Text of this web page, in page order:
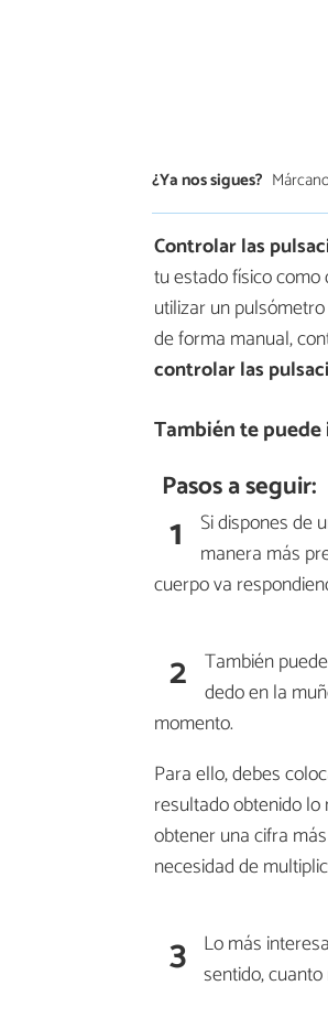
¿Ya nos sigues?
Controlar las
tu estado físico
utilizar un
de forma manual,
controlar las
También te
Pasos a seguir:
1 Si dispones de
manera más
cuerpo va
2 También
dedo en la
momento.
Para ello, debes
resultado obtenido
obtener una cifra
necesidad de
3 Lo más
sentido,